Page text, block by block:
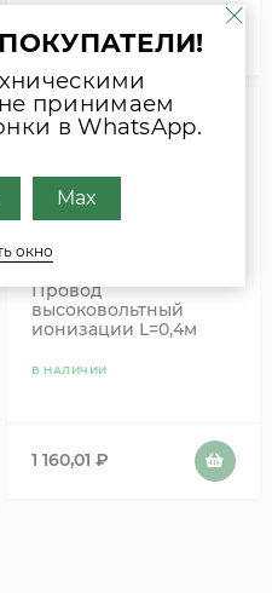
2 450,51 ₽
Провод
высоковольтный
ионизации L=0,4м
котла Титан Alfa
В НАЛИЧИИ
1 160,01 ₽
принимаем
в WhatsApp.
Max
окно